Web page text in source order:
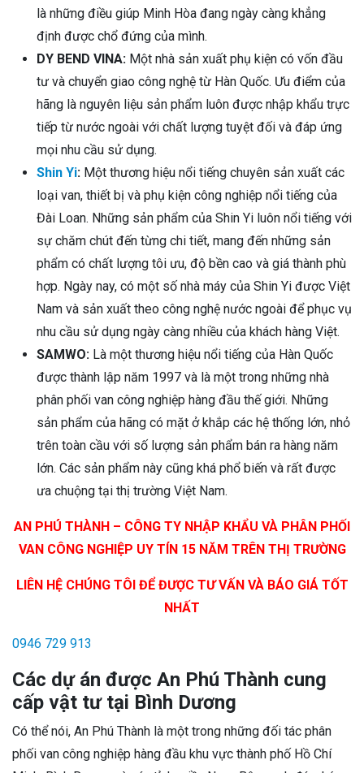
là những điều giúp Minh Hòa đang ngày càng khẳng
định được chổ đứng của mình.
DY BEND VINA: Một nhà sản xuất phụ kiện có vốn đầu
tư và chuyển giao công nghệ từ Hàn Quốc. Ưu điểm của
hãng là nguyên liệu sản phẩm luôn được nhập khẩu trực
tiếp từ nước ngoài với chất lượng tuyệt đối và đáp ứng
mọi nhu cầu sử dụng.
Shin Yi: Một thương hiệu nổi tiếng chuyên sản xuất các
loại van, thiết bị và phụ kiện công nghiệp nổi tiếng của
Đài Loan. Những sản phẩm của Shin Yi luôn nổi tiếng với
sự chăm chút đến từng chi tiết, mang đến những sản
phẩm có chất lượng tôi ưu, độ bền cao và giá thành phù
hợp. Ngày nay, có một số nhà máy của Shin Yi được Việt
Nam và sản xuất theo công nghệ nước ngoài để phục vụ
nhu cầu sử dụng ngày càng nhiều của khách hàng Việt.
SAMWO: Là một thương hiệu nổi tiếng của Hàn Quốc
được thành lập năm 1997 và là một trong những nhà
phân phối van công nghiệp hàng đầu thế giới. Những
sản phẩm của hãng có mặt ở khắp các hệ thống lớn, nhỏ
trên toàn cầu với số lượng sản phẩm bán ra hàng năm
lớn. Các sản phẩm này cũng khá phổ biến và rất được
ưa chuộng tại thị trường Việt Nam.
AN PHÚ THÀNH – CÔNG TY NHẬP KHẨU VÀ PHÂN PHỐI
VAN CÔNG NGHIỆP UY TÍN 15 NĂM TRÊN THỊ TRƯỜNG
LIÊN HỆ CHÚNG TÔI ĐỂ ĐƯỢC TƯ VẤN VÀ BÁO GIÁ TỐT
NHẤT
0946 729 913
Các dự án được An Phú Thành cung
cấp vật tư tại Bình Dương
Có thể nói, An Phú Thành là một trong những đối tác phân
phối van công nghiệp hàng đầu khu vực thành phố Hồ Chí